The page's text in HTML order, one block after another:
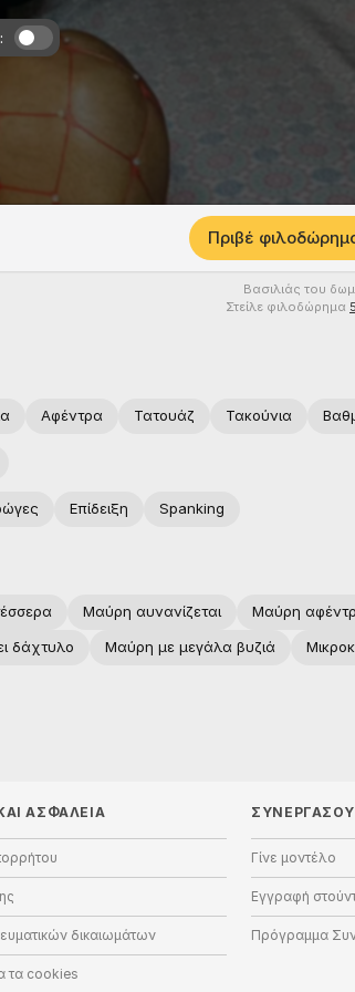
Πριβέ
Βασιλιάς του
Στείλε φιλοδώρημα
Αφέντρα Τατουάζ Τακούνια
Επίδειξη Spanking
Μαύρη αυνανίζεται Μαύρη
δάχτυλο Μαύρη με μεγάλα βυζιά
ΑΣΦΑΛΕΙΑ
δικαιωμάτων
τα cookies
Γίνε μοντέλο
Εγγραφή
Πρόγραμμα